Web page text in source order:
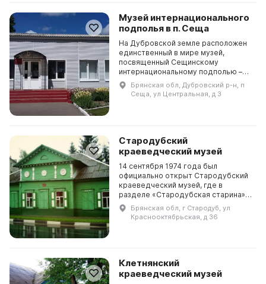
Музей интернационального
подполья в п. Сеща
На Дубровской земле расположен
единственный в мире музей,
посвященный Сещинскому
интернациональному подполью –
героической странице борьбы
против немецко-фашистских
захватчиков. Слово «Сеща» стало
Брянская обл, Дубровский р-н, п
Сеща, ул Центральная, д 3
Стародубский
краеведческий музей
14 сентября 1974 года был
официально открыт Стародубский
краеведческий музей, где в
разделе «Стародубская старина»
представлены археологические
находки, материалы о
стародубском полке времен
Брянская обл, г Стародуб, ул
Краснооктябрьская, д 36
Клетнянский
краеведческий музей